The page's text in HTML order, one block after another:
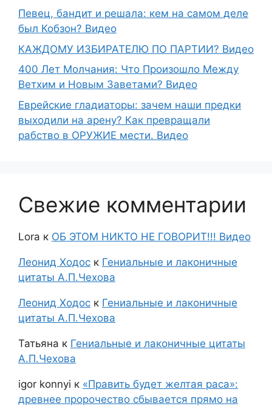
Певец, бандит и решала: кем на самом деле
был Кобзон? Видео
КАЖДОМУ ИЗБИРАТЕЛЮ ПО ПАРТИИ? Видео
400 Лет Молчания: Что Произошло Между
Ветхим и Новым Заветами? Видео
Еврейские гладиаторы: зачем наши предки
выходили на арену? Как превращали
рабство в ОРУЖИЕ мести. Видео
Свежие комментарии
Lora к ОБ ЭТОМ НИКТО НЕ ГОВОРИТ!!! Видео
Леонид Ходос к Гениальные и лаконичные
цитаты А.П.Чехова
Леонид Ходос к Гениальные и лаконичные
цитаты А.П.Чехова
Татьяна к Гениальные и лаконичные цитаты
А.П.Чехова
igor konnyi к «Править будет желтая раса»:
древнее пророчество сбывается прямо на